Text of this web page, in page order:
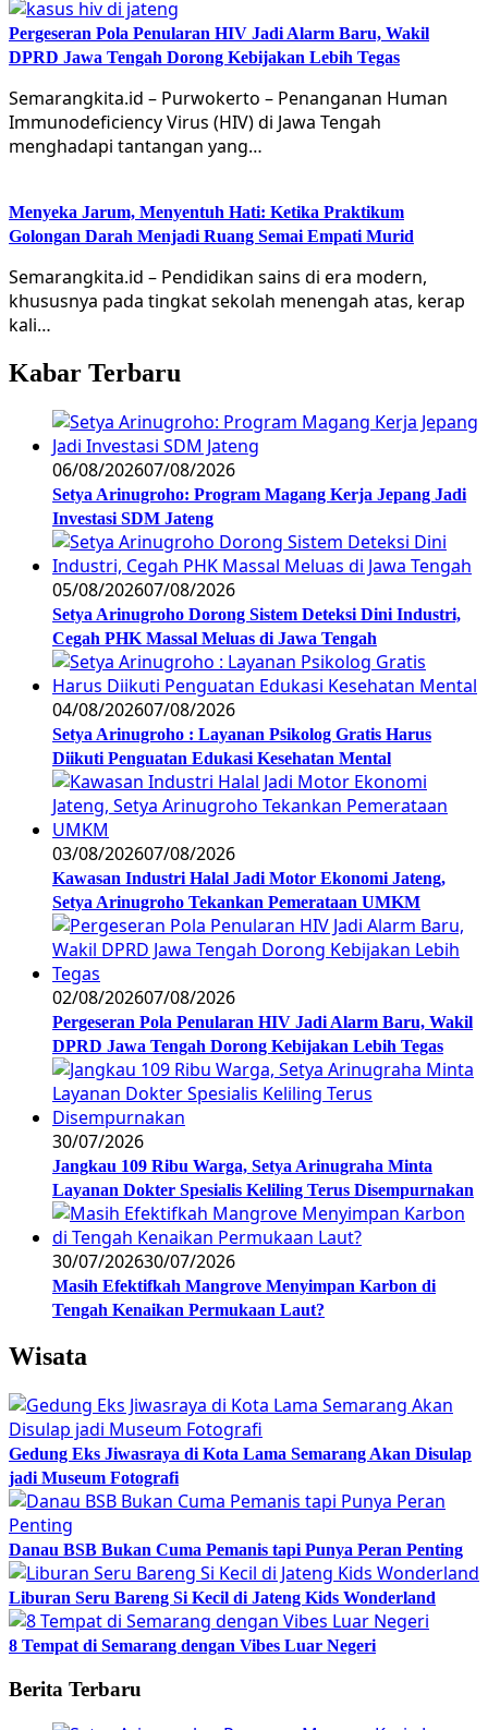
Pergeseran Pola Penularan HIV Jadi Alarm Baru, Wakil
DPRD Jawa Tengah Dorong Kebijakan Lebih Tegas
Semarangkita.id – Purwokerto – Penanganan Human
Immunodeficiency Virus (HIV) di Jawa Tengah
menghadapi tantangan yang…
Menyeka Jarum, Menyentuh Hati: Ketika Praktikum
Golongan Darah Menjadi Ruang Semai Empati Murid
Semarangkita.id – Pendidikan sains di era modern,
khususnya pada tingkat sekolah menengah atas, kerap
kali…
Kabar Terbaru
06/08/202607/08/2026
Setya Arinugroho: Program Magang Kerja Jepang Jadi
Investasi SDM Jateng
05/08/202607/08/2026
Setya Arinugroho Dorong Sistem Deteksi Dini Industri,
Cegah PHK Massal Meluas di Jawa Tengah
04/08/202607/08/2026
Setya Arinugroho : Layanan Psikolog Gratis Harus
Diikuti Penguatan Edukasi Kesehatan Mental
03/08/202607/08/2026
Kawasan Industri Halal Jadi Motor Ekonomi Jateng,
Setya Arinugroho Tekankan Pemerataan UMKM
02/08/202607/08/2026
Pergeseran Pola Penularan HIV Jadi Alarm Baru, Wakil
DPRD Jawa Tengah Dorong Kebijakan Lebih Tegas
30/07/2026
Jangkau 109 Ribu Warga, Setya Arinugraha Minta
Layanan Dokter Spesialis Keliling Terus Disempurnakan
30/07/202630/07/2026
Masih Efektifkah Mangrove Menyimpan Karbon di
Tengah Kenaikan Permukaan Laut?
Wisata
Gedung Eks Jiwasraya di Kota Lama Semarang Akan Disulap
jadi Museum Fotografi
Danau BSB Bukan Cuma Pemanis tapi Punya Peran Penting
Liburan Seru Bareng Si Kecil di Jateng Kids Wonderland
8 Tempat di Semarang dengan Vibes Luar Negeri
Berita Terbaru